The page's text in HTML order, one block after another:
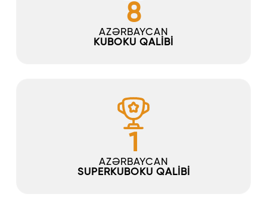
8
AZƏRBAYCAN
KUBOKU QALİBİ
1
AZƏRBAYCAN
SUPERKUBOKU QALİBİ